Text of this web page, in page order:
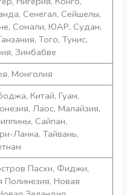
Сенегал, Сейшелы,
Сомали, ЮАР, Судан,
Того, Тунис,
Зимбабве
Монголия
Китай, Гуам,
Лаос, Малайзия,
Сайпан,
Ланка, Тайвань,
Пасхи, Фиджи,
Полинезия, Новая